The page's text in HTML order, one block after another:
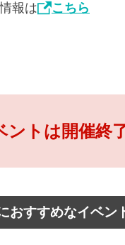
報は こちら
ントは開催終
おすすめなイベン